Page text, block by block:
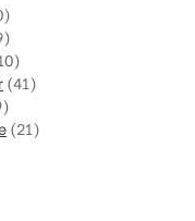
(41)
(21)